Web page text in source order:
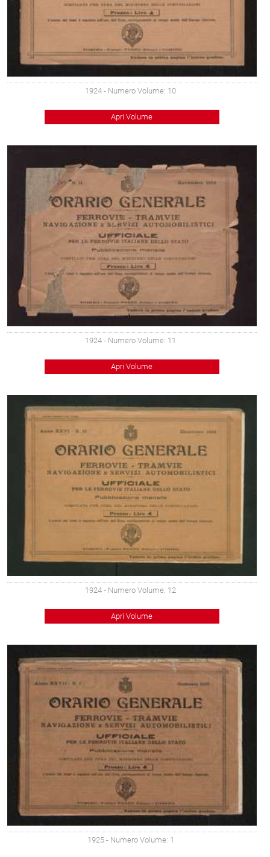
1924 - Numero Volume: 10
Apri Volume
1924 - Numero Volume: 11
Apri Volume
1924 - Numero Volume: 12
Apri Volume
1925 - Numero Volume: 1